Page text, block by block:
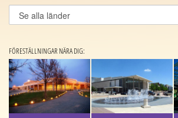
FÖRESTÄLLNINGAR NÄRA DIG: